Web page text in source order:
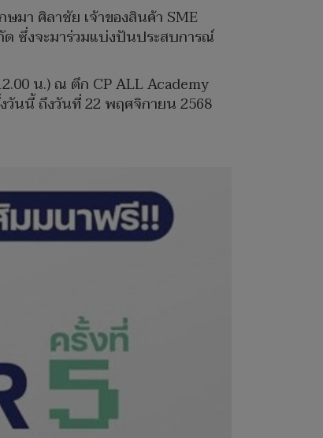
มา ศิลาชัย เจ้าของสินค้า SME
ซึ่งจะมาร่วมแบ่งปันประสบการณ์
น.) ณ ตึก CP ALL Academy
นนี้ ถึงวันที่ 22 พฤศจิกายน 2568